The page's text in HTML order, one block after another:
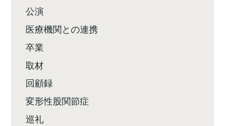
公演
医療機関との連携
卒業
取材
回顧録
変形性股関節症
巡礼